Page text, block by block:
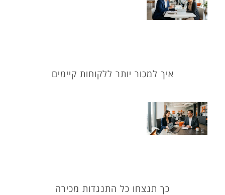
איך למכור יותר ללקוחות קיימים
כך תנצחו כל התנגדות מכירה